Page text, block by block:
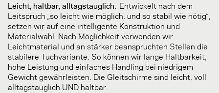
Leicht, haltbar, alltagstauglich. Entwickelt nach dem
Leitspruch „so leicht wie möglich, und so stabil wie nötig“,
setzen wir auf eine intelligente Konstruktion und
Materialwahl. Nach Möglichkeit verwenden wir
Leichtmaterial und an stärker beanspruchten Stellen die
stabilere Tuchvariante. So können wir lange Haltbarkeit,
hohe Leistung und einfaches Handling bei niedrigem
Gewicht gewährleisten. Die Gleitschirme sind leicht, voll
alltagstauglich UND haltbar.